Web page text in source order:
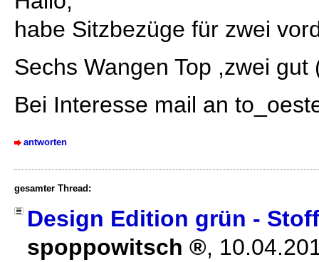
habe Sitzbezüge für zwei
Sechs Wangen Top ,zwei
Bei Interesse mail an
antworten
gesamter Thread:
Design Edition grün -
spoppowitsch
,